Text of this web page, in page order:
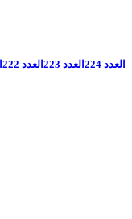
العدد 224 العدد 223 العدد 222